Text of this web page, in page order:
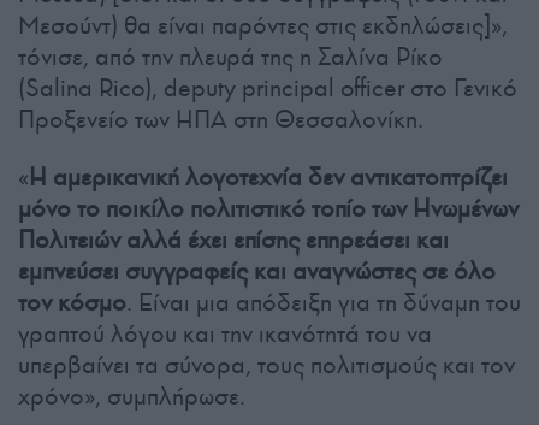
Μεσούντ) θα είναι παρόντες στις εκδηλώσεις]»,
τόνισε, από την πλευρά της η Σαλίνα Ρίκο
(Salina Rico), deputy principal officer στο Γενικό
Προξενείο των ΗΠΑ στη Θεσσαλονίκη.
«Η αμερικανική λογοτεχνία δεν αντικατοπτρίζει
μόνο το ποικίλο πολιτιστικό τοπίο των Ηνωμένων
Πολιτειών αλλά έχει επίσης επηρεάσει και
εμπνεύσει συγγραφείς και αναγνώστες σε όλο
τον κόσμο. Είναι μια απόδειξη για τη δύναμη του
γραπτού λόγου και την ικανότητά του να
υπερβαίνει τα σύνορα, τους πολιτισμούς και τον
χρόνο», συμπλήρωσε.